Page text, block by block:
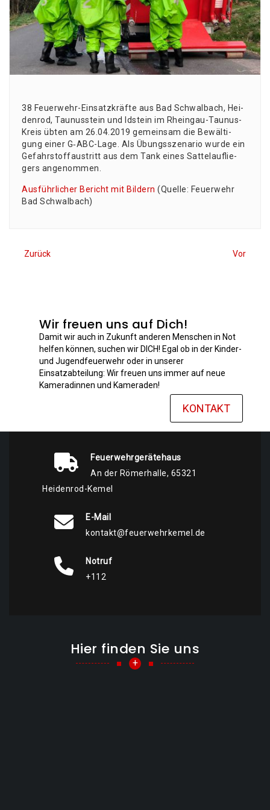
38 Feu­er­wehr-Ein­satz­kräf­te aus Bad Schwal­bach, Hei­
den­rod, Tau­nus­stein und Idstein im Rhein­gau-Tau­nus-
Kreis übten am 26.04.2019 gemein­sam die Bewäl­ti­
gung einer G‑ABC-Lage. Als Übungs­sze­na­rio wur­de ein
Gefahr­stoff­aus­tritt aus dem Tank eines Sat­tel­auf­lie­
gers angenommen.
Aus­führ­li­cher Bericht mit Bil­dern (Quel­le: Feu­er­wehr
Bad Schwalbach)
Zurück Vor
Wir freuen uns auf Dich!
Damit wir auch in Zukunft anderen Menschen in Not
helfen können, suchen wir DICH! Egal ob in der Kinder-
und Jugendfeuerwehr oder in unserer
Einsatzabteilung: Wir freuen uns immer auf neue
Kameradinnen und Kameraden!
KONTAKT
Feuerwehrgerätehaus
An der Römerhalle, 65321
Heidenrod-Kemel
E-Mail
kontakt@feuerwehrkemel.de
Notruf
+112
Hier finden Sie uns
+